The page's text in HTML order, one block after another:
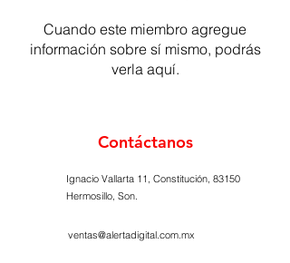
Cuando este miembro agregue
información sobre sí mismo, podrás
verla aquí.
Contáctanos
Ignacio Vallarta 11, Constitución, 83150
Hermosillo, Son.
ventas@alertadigital.com.mx